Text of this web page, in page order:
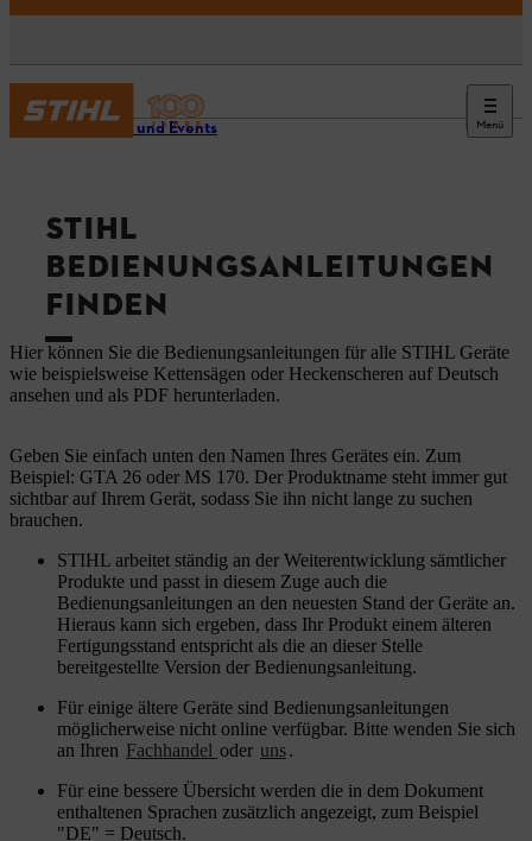
Menü
Service und Events
STIHL
BEDIENUNGSANLEITUNGEN
FINDEN
Hier können Sie die Bedienungsanleitungen für alle STIHL Geräte
wie beispielsweise Kettensägen oder Heckenscheren auf Deutsch
ansehen und als PDF herunterladen.
Geben Sie einfach unten den Namen Ihres Gerätes ein. Zum
Beispiel: GTA 26 oder MS 170. Der Produktname steht immer gut
sichtbar auf Ihrem Gerät, sodass Sie ihn nicht lange zu suchen
brauchen.
STIHL arbeitet ständig an der Weiterentwicklung sämtlicher
Produkte und passt in diesem Zuge auch die
Bedienungsanleitungen an den neuesten Stand der Geräte an.
Hieraus kann sich ergeben, dass Ihr Produkt einem älteren
Fertigungsstand entspricht als die an dieser Stelle
bereitgestellte Version der Bedienungsanleitung.
Für einige ältere Geräte sind Bedienungsanleitungen
möglicherweise nicht online verfügbar. Bitte wenden Sie sich
an Ihren Fachhandel oder uns.
Für eine bessere Übersicht werden die in dem Dokument
enthaltenen Sprachen zusätzlich angezeigt, zum Beispiel
"DE" = Deutsch.